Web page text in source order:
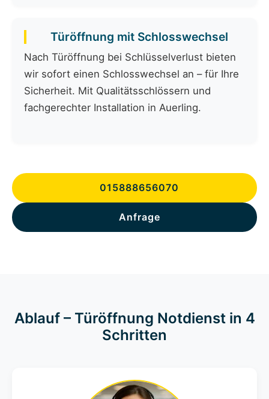
Türöffnung mit Schlosswechsel
Nach Türöffnung bei Schlüsselverlust bieten
wir sofort einen Schlosswechsel an – für Ihre
Sicherheit. Mit Qualitätsschlössern und
fachgerechter Installation in Auerling.
015888656070
Anfrage
Ablauf – Türöffnung Notdienst in 4
Schritten